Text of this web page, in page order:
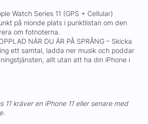
Watch Series 11 (GPS + Cellular)
på nionde plats i punktlistan om den
om fotnoterna.
NÄR DU ÄR PÅ SPRÅNG – Skicka
ett samtal, ladda ner musik och poddar
allt utan att ha din iPhone i
11 kräver en iPhone 11 eller senare med